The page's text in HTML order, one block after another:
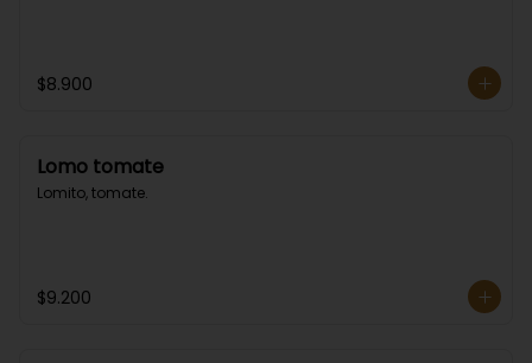
$8.900
Lomo tomate
Lomito, tomate.
$9.200